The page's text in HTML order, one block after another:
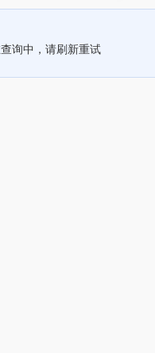
询中，请刷新重试